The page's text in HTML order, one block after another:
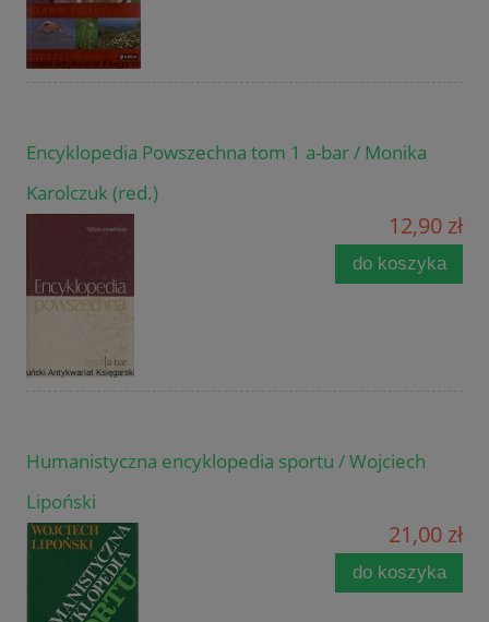
Encyklopedia Powszechna tom 1 a-bar / Monika
Karolczuk (red.)
12,90 zł
do koszyka
Humanistyczna encyklopedia sportu / Wojciech
Lipoński
21,00 zł
do koszyka